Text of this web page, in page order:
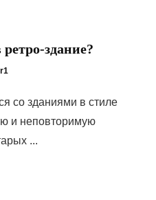
здание?
со зданиями в стиле
и неповторимую
...